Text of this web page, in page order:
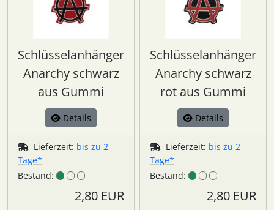
Schlüsselanhänger
Anarchy schwarz
aus Gummi
Details
Lieferzeit: bis zu 2
Tage*
Bestand:
2,80 EUR
Schlüsselanhänger
Anarchy schwarz
rot aus Gummi
Details
Lieferzeit: bis zu 2
Tage*
Bestand:
2,80 EUR